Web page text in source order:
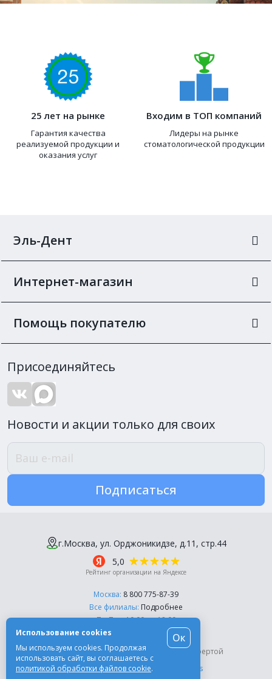
25 лет на рынке
Гарантия качества
реализуемой продукции и
оказания услуг
Входим в ТОП компаний
Лидеры на рынке
стоматологической продукции
Эль-Дент
Интернет-магазин
Помощь покупателю
Присоединяйтесь
Новости и акции только для своих
Подписаться
© Компания «Эль-Дент», 2003-2026
Цены на сайте не являются публичной офертой
Разработка сайта -Moscow Dynamics
г.Москва, ул. Орджоникидзе, д.11, стр.44
5,0
Рейтинг организации на Яндексе
Москва: 8 800 775-87-39
Все филиалы: Подробнее
Пн-Пт, с 10:00 до 18:00
Использование cookies
Мы используем cookies. Продолжая
использовать сайт, вы соглашаетесь с
политикой обработки файлов cookie.
Ок